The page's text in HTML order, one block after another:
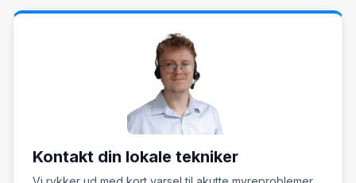
Kontakt din lokale tekniker